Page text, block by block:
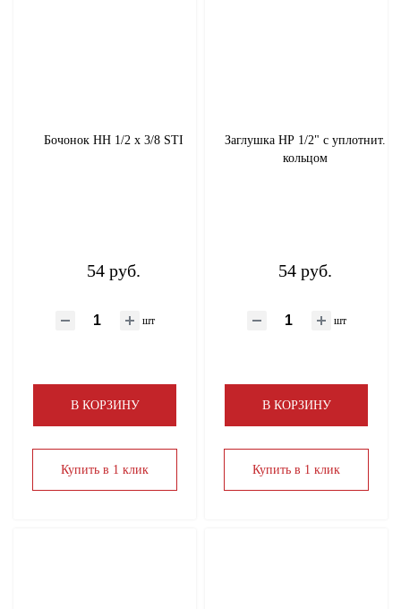
Бочонок НН 1/2 х 3/8 STI
54 руб.
шт
В КОРЗИНУ
Купить в 1 клик
Заглушка НР 1/2" с уплотнит.
кольцом
54 руб.
шт
В КОРЗИНУ
Купить в 1 клик